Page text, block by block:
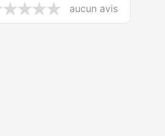
aucun avis